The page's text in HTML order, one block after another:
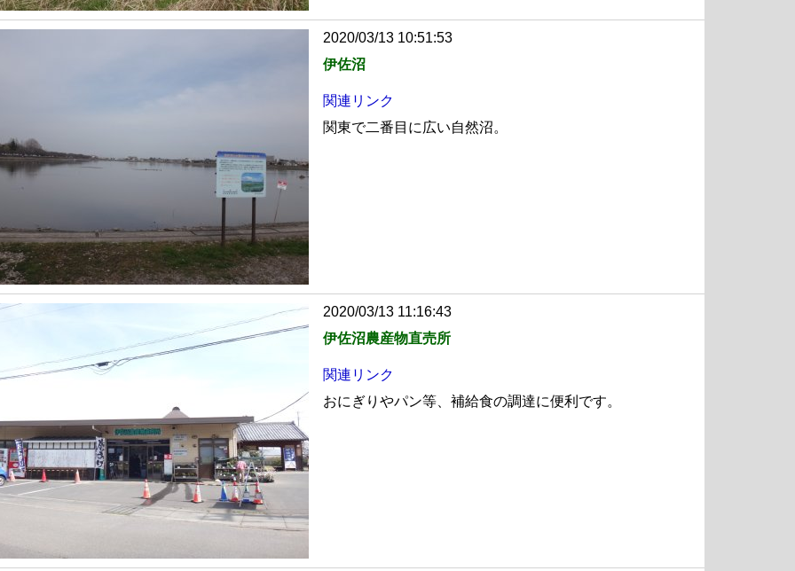
2020/03/13 10:51:53
伊佐沼
関連リンク
関東で二番目に広い自然沼。
2020/03/13 11:16:43
伊佐沼農産物直売所
関連リンク
おにぎりやパン等、補給食の調達に便利です。